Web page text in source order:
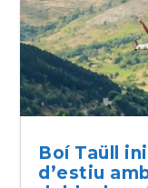
Boí Taüll
d’estiu